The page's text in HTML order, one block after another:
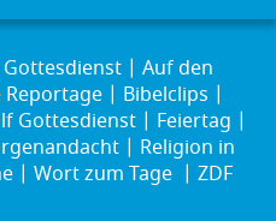
Gottesdienst
Auf den
Reportage
Bibelclips
Gottesdienst
Feiertag
Religion in
Wort zum Tage
ZDF